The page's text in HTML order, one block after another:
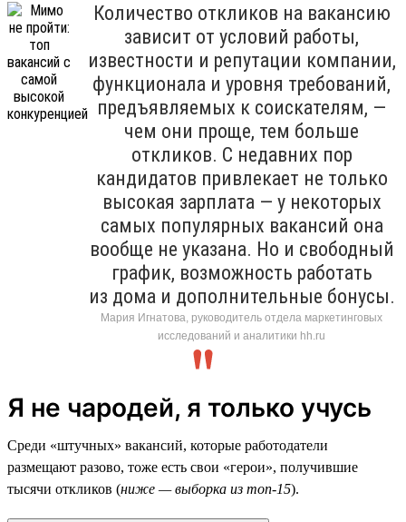
Количество откликов на вакансию
зависит от условий работы,
известности и репутации компании,
функционала и уровня требований,
предъявляемых к соискателям, —
чем они проще, тем больше
откликов. С недавних пор
кандидатов привлекает не только
высокая зарплата — у некоторых
самых популярных вакансий она
вообще не указана. Но и свободный
график, возможность работать
из дома и дополнительные бонусы.
Мария Игнатова, руководитель отдела маркетинговых
исследований и аналитики hh.ru
Я не чародей, я только учусь
Среди «штучных» вакансий, которые работодатели
размещают разово, тоже есть свои «герои», получившие
тысячи откликов (ниже — выборка из топ-15).